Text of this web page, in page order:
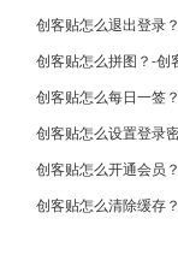
创客贴怎么退出登录
创客贴怎么拼图？-创
创客贴怎么每日一签
创客贴怎么设置登录
创客贴怎么开通会员
创客贴怎么清除缓存